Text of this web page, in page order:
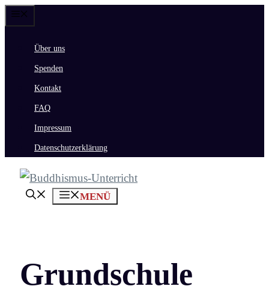
Zum
springenÜber uns
Spenden
Kontakt
FAQ
Impressum
Datenschutzerklärung
MENÜ
Grundschule